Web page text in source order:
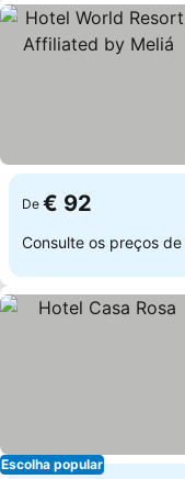
De € 92
Consulte os preços de
Escolha popular